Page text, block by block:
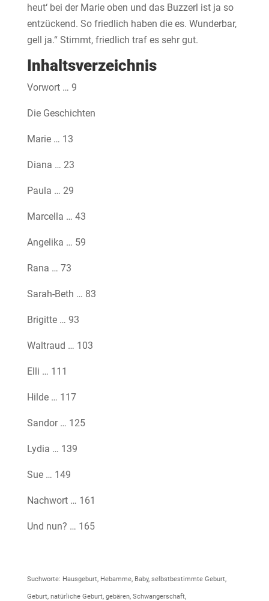
heut‘ bei der Marie oben und das Buzzerl ist ja so
entzückend. So friedlich haben die es. Wunderbar,
gell ja.“ Stimmt, friedlich traf es sehr gut.
Inhaltsverzeichnis
Vorwort … 9
Die Geschichten
Marie … 13
Diana … 23
Paula … 29
Marcella … 43
Angelika … 59
Rana … 73
Sarah-Beth … 83
Brigitte … 93
Waltraud … 103
Elli … 111
Hilde … 117
Sandor … 125
Lydia … 139
Sue … 149
Nachwort … 161
Und nun? … 165
Suchworte: Hausgeburt, Hebamme, Baby, selbstbestimmte Geburt,
Geburt, natürliche Geburt, gebären, Schwangerschaft,